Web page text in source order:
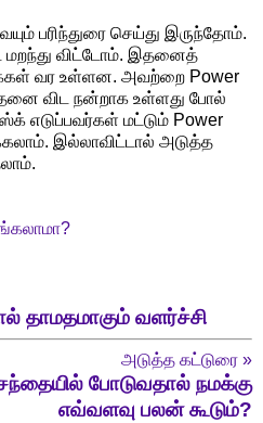
பரிந்துரை செய்து இருந்தோம்.
மறந்து விட்டோம். இதனைத்
வர உள்ளன. அவற்றை Power
விட நன்றாக உள்ளது போல்
எடுப்பவர்கள் மட்டும் Power
இல்லாவிட்டால் அடுத்த
தாமதமாகும் வளர்ச்சி
அடுத்த கட்டுரை »
போடுவதால் நமக்கு
எவ்வளவு பலன் கூடும்?